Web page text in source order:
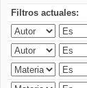
Filtros actuales: